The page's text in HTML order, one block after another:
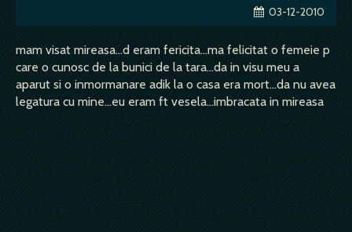
03-12-2010
mam visat mireasa...d eram fericita...ma felicitat o femeie p
care o cunosc de la bunici de la tara...da in visu meu a
aparut si o inmormanare adik la o casa era mort...da nu avea
legatura cu mine...eu eram ft vesela...imbracata in mireasa